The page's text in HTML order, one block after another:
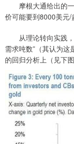
摩根大通给出的一
价可能要到8000美元/
从理论转向实践，
需求吨数”（其认为这
的回归分析上（见下图